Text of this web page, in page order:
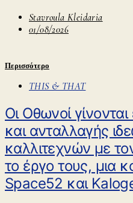
Stavroula Kleidaria
01/08/2026
Περισσότερο
THIS & THAT
Οι Οθωνοί
και ανταλλαγής
καλλιτεχνών με
το έργο τους, μια
Space52 και